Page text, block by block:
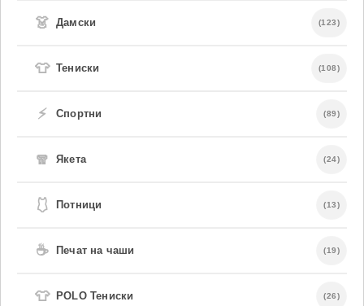
👗 Дамски (123)
👕 Тениски (108)
⚡ Спортни (89)
🧣 Якета (24)
🩱 Потници (13)
☕ Печат на чаши (19)
👕 POLO Тениски (26)